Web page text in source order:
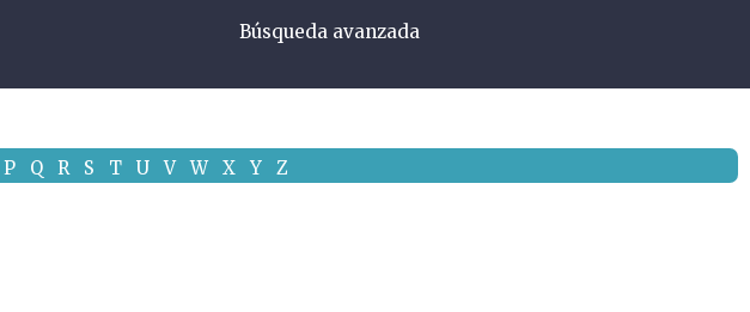
Búsqueda avanzada
P Q R S T U V W X Y Z